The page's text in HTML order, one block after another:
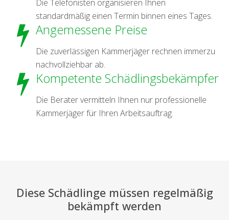
Die Telefonisten organisieren Ihnen
standardmäßig einen Termin binnen eines Tages.
Angemessene Preise
Die zuverlässigen Kammerjäger rechnen immerzu
nachvollziehbar ab.
Kompetente Schädlingsbekämpfer
Die Berater vermitteln Ihnen nur professionelle
Kammerjäger für Ihren Arbeitsauftrag.
Diese Schädlinge müssen regelmäßig
bekämpft werden